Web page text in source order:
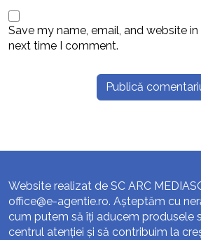
Save my name, email, and website
next time I comment.
Website realizat de SC ARC
office@e-agentie.ro. Așteptăm cu
cum putem să îți aducem produsele
centrul atenției și să contribuim la